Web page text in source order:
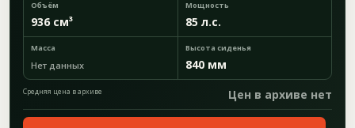
Объём
936 см³
Мощность
85 л.с.
Масса
Нет данных
Высота сиденья
840 мм
Средняя цена в архиве Цен в архиве нет